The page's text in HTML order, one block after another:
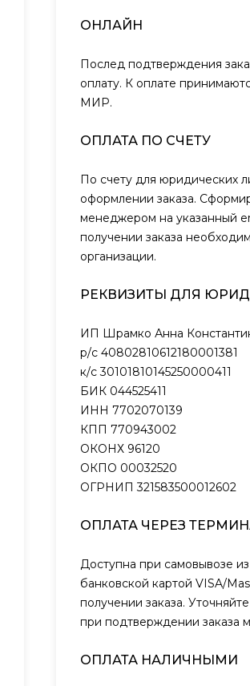
ОНЛАЙН
Послед подтверждения
оплату. К оплате
МИР.
ОПЛАТА ПО СЧЕТУ
По счету для юридических
оформлении заказа.
менеджером на указанный
получении заказа
организации.
РЕКВИЗИТЫ ДЛЯ
ИП Шрамко Анна
р/с 40802810612180001381
к/с 30101810145250000411
БИК 044525411
ИНН 7702070139
КПП 770943002
ОКОНХ 96120
ОКПО 00032520
ОГРНИП 321583500012602
ОПЛАТА ЧЕРЕЗ
Доступна при самовывозе
банковской картой VISA/
получении заказа.
при подтверждении заказа
ОПЛАТА НАЛИЧНЫМИ